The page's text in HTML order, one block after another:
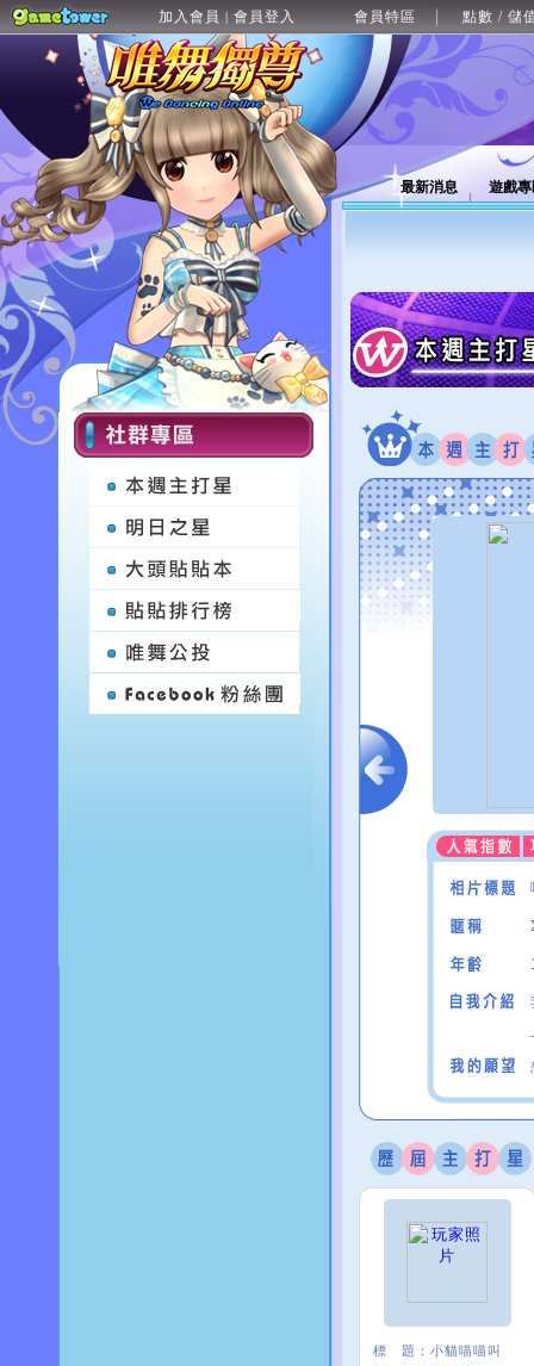
加入會員 | 會員登入 會員特區 點數 / 儲
最新消息 遊戲
標 題： 小貓喵喵叫